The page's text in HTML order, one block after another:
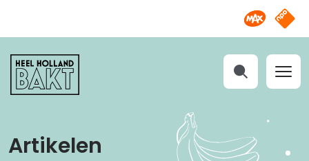
Omroep
NPO
Heel
Holland
Bakt
Artikelen